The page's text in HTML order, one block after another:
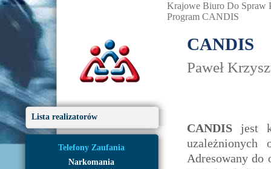
Lista realizatorów
Telefony Zaufania
Narkomania
Krajowe Biuro Do Spraw
Program CANDIS
CANDIS
Paweł
CANDIS jest
Adresowany do